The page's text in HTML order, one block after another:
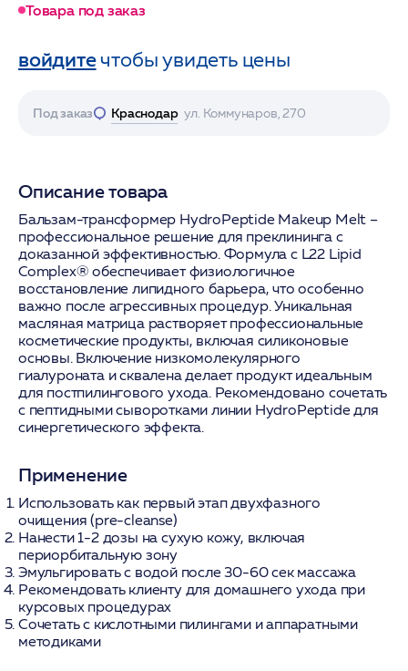
Товара под заказ
войдитечтобы увидеть цены
Под заказ Краснодар ул. Коммунаров, 270
Описание товара
Бальзам-трансформер HydroPeptide Makeup Melt –
профессиональное решение для преклининга с
доказанной эффективностью. Формула с L22 Lipid
Complex® обеспечивает физиологичное
восстановление липидного барьера, что особенно
важно после агрессивных процедур. Уникальная
масляная матрица растворяет профессиональные
косметические продукты, включая силиконовые
основы. Включение низкомолекулярного
гиалуроната и сквалена делает продукт идеальным
для постпилингового ухода. Рекомендовано сочетать
с пептидными сыворотками линии HydroPeptide для
синергетического эффекта.
Применение
Использовать как первый этап двухфазного
очищения (pre-cleanse)
Нанести 1-2 дозы на сухую кожу, включая
периорбитальную зону
Эмульгировать с водой после 30-60 сек массажа
Рекомендовать клиенту для домашнего ухода при
курсовых процедурах
Сочетать с кислотными пилингами и аппаратными
методиками